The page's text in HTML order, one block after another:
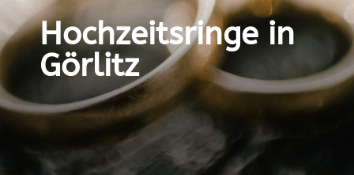
Hochzeitsringe in
Görlitz